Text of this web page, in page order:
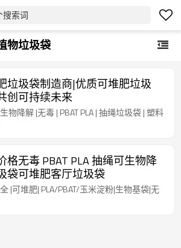
搜索词
物垃圾袋
垃圾袋制造商|优质可堆肥垃圾
创可持续未来
解 |无毒 | PBAT PLA | 抽绳垃圾袋 | 塑料
格无毒 PBAT PLA 抽绳可生物降
袋可堆肥客厅垃圾袋
|可堆肥| PLA/PBAT/玉米淀粉|生物基袋|无